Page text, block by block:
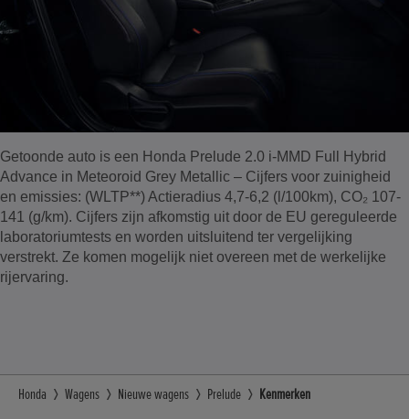
Getoonde auto is een Honda Prelude 2.0 i-MMD Full Hybrid
Advance in Meteoroid Grey Metallic – Cijfers voor zuinigheid
en emissies: (WLTP**) Actieradius 4,7-6,2 (l/100km), CO₂ 107-
141 (g/km). Cijfers zijn afkomstig uit door de EU gereguleerde
laboratoriumtests en worden uitsluitend ter vergelijking
verstrekt. Ze komen mogelijk niet overeen met de werkelijke
rijervaring.
Honda Wagens Nieuwe wagens Prelude Kenmerken